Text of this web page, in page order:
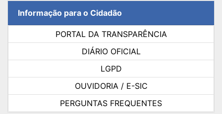
Informação para o Cidadão
PORTAL DA TRANSPARÊNCIA
DIÁRIO OFICIAL
LGPD
OUVIDORIA / E-SIC
PERGUNTAS FREQUENTES